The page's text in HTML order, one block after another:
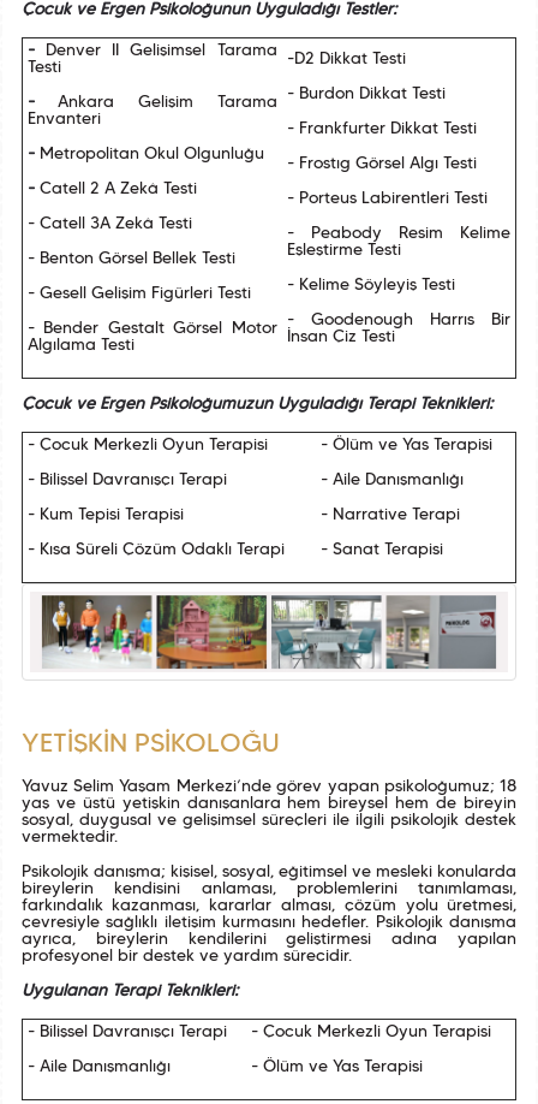
Çocuk ve Ergen Psikoloğunun Uyguladığı Testler:
-
Denver II Gelişimsel Tarama
Testi
-Ankara Gelişim Tarama
Envanteri
- Metropolitan Okul Olgunluğu
- Catell 2 A Zekâ Testi
- Catell 3A Zekâ Testi
- Benton Görsel Bellek Testi
- Gesell Gelişim Figürleri Testi
- Bender Gestalt Görsel Motor
Algılama Testi
-D2 Dikkat Testi
- Burdon Dikkat Testi
- Frankfurter Dikkat Testi
- Frostıg Görsel Algı Testi
- Porteus Labirentleri Testi
- Peabody Resim Kelime
Eşleştirme Testi
- Kelime Söyleyiş Testi
- Goodenough Harrıs Bir
İnsan Çiz Testi
Çocuk ve Ergen Psikoloğumuzun Uyguladığı Terapi Teknikleri:
- Çocuk Merkezli Oyun Terapisi
- Bilişsel Davranışçı Terapi
- Kum Tepisi Terapisi
- Kısa Süreli Çözüm Odaklı Terapi
- Ölüm ve Yas Terapisi
- Aile Danışmanlığı
- Narrative Terapi
- Sanat Terapisi
YETİŞKİN PSİKOLOĞU
Yavuz Selim Yaşam Merkezi’nde görev yapan psikoloğumuz; 18
yaş ve üstü yetişkin danışanlara hem bireysel hem de bireyin
sosyal, duygusal ve gelişimsel süreçleri ile ilgili psikolojik destek
vermektedir.
Psikolojik danışma; kişisel, sosyal, eğitimsel ve mesleki konularda
bireylerin kendisini anlaması, problemlerini tanımlaması,
farkındalık kazanması, kararlar alması, çözüm yolu üretmesi,
çevresiyle sağlıklı iletişim kurmasını hedefler. Psikolojik danışma
ayrıca, bireylerin kendilerini geliştirmesi adına yapılan
profesyonel bir destek ve yardım sürecidir.
Uygulanan Terapi Teknikleri:
- Bilişsel Davranışçı Terapi
- Aile Danışmanlığı
- Çocuk Merkezli Oyun Terapisi
- Ölüm ve Yas Terapisi